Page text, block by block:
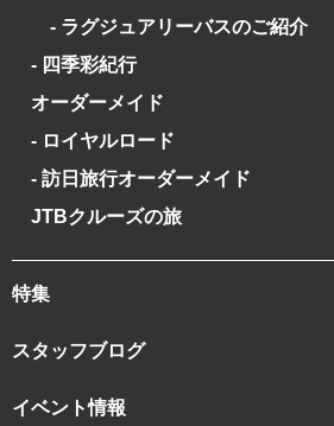
- ラグジュアリーバスのご紹介
- 四季彩紀行
オーダーメイド
- ロイヤルロード
- 訪日旅行オーダーメイド
JTBクルーズの旅
特集
スタッフブログ
イベント情報